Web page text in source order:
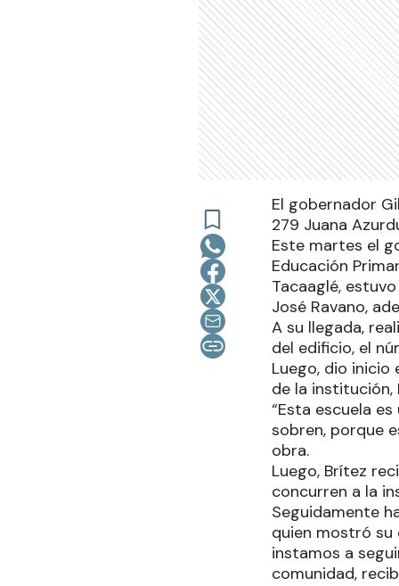
El gobernador
279 Juana
Este martes el
Educación
Tacaaglé,
José Ravano,
A su llegada,
del edificio, el
Luego, dio
de la institución,
“Esta escuela
sobren, porque
obra.
Luego, Brítez
concurren a la
Seguidamente
quien mostró su
instamos a
comunidad,